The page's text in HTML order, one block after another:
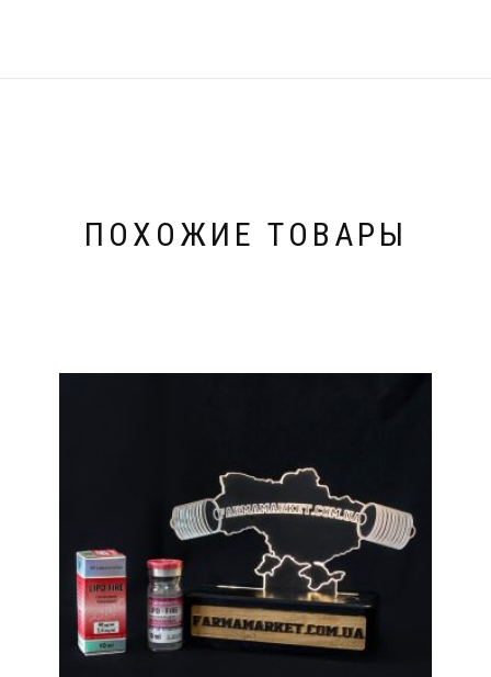
ПОХОЖИЕ ТОВАРЫ